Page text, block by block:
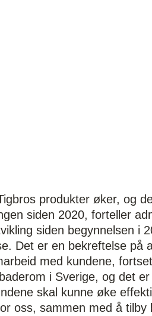
produkter øker, og
siden 2020, forteller
siden begynnelsen i
Det er en bekreftelse på
med kundene,
i Sverige, og det
skal kunne øke
oss, sammen med å tilby